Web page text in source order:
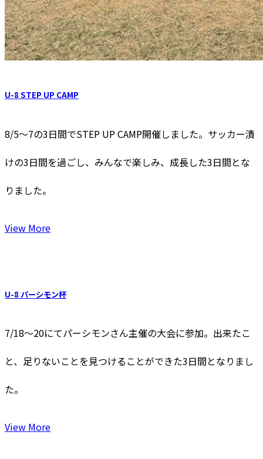
U-8 STEP UP CAMP
8/5〜7の3日間でSTEP UP CAMP開催しました。サッカー漬
けの3日間を過ごし、みんなで楽しみ、成長した3日間とな
りました。
View More
U-8 パーシモン杯
7/18〜20にてパーシモンさん主催の大会に参加。出来たこ
と、足りないことを見つけることができた3日間となりまし
た。
View More